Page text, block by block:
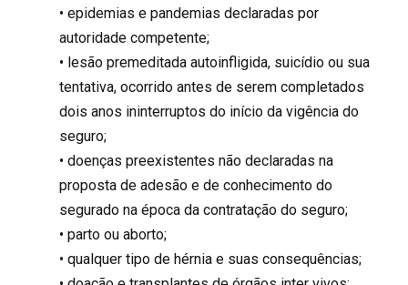
• epidemias e pandemias declaradas por
autoridade competente;
• lesão premeditada autoinfligida, suicídio ou sua
tentativa, ocorrido antes de serem completados
dois anos ininterruptos do início da vigência do
seguro;
• doenças preexistentes não declaradas na
proposta de adesão e de conhecimento do
segurado na época da contratação do seguro;
• parto ou aborto;
• qualquer tipo de hérnia e suas consequências;